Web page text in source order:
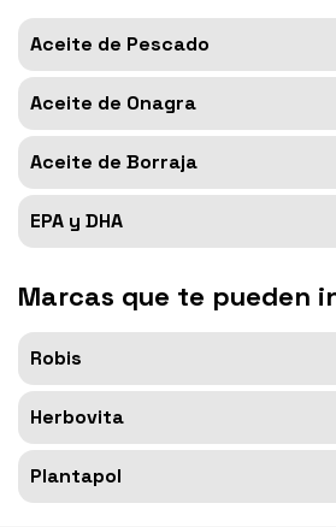
Aceite de Pescado
Aceite de Onagra
Aceite de Borraja
EPA y DHA
Marcas que te pueden
Robis
Herbovita
Plantapol